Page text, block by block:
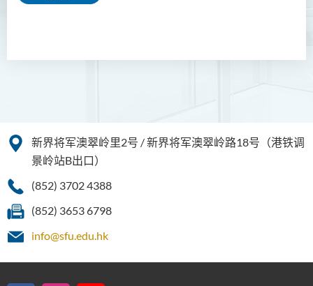
新界将军澳翠岭里2号 / 新界将军澳翠岭路18号（港铁调
景岭站B出口）
(852) 3702 4388
(852) 3653 6798
info@sfu.edu.hk